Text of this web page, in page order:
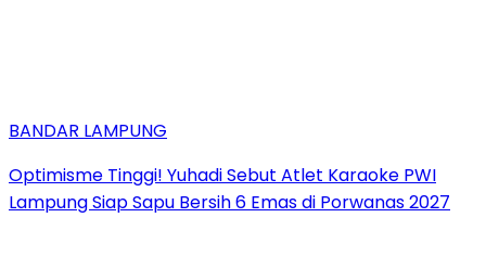
BANDAR LAMPUNG
Optimisme Tinggi! Yuhadi Sebut Atlet Karaoke PWI
Lampung Siap Sapu Bersih 6 Emas di Porwanas 2027